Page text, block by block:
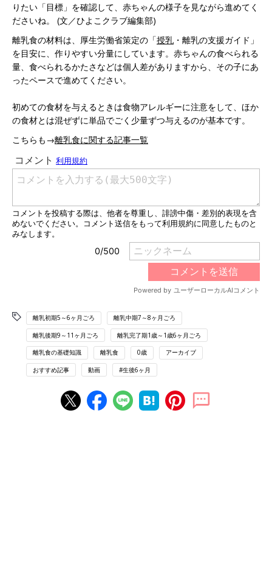
りたい「目標」を確認して、赤ちゃんの様子を見ながら進めてく
ださいね。 (文／ひよこクラブ編集部)
離乳食の材料は、厚生労働省策定の「授乳 ・離乳の支援ガイド」
を目安に、作りやすい分量にしています。赤ちゃんの食べられる
量、食べられるかたさなどは個人差がありますから、その子にあ
ったペースで進めてください。
初めての食材を与えるときは食物アレルギーに注意をして、ほか
の食材とは混ぜずに単品でごく少量ずつ与えるのが基本です。
こちらも→離乳食に関する記事一覧
離乳初期5～6ヶ月ごろ 離乳中期7～8ヶ月ごろ
離乳後期9～11ヶ月ごろ 離乳完了期1歳～1歳6ヶ月ごろ
離乳食の基礎知識 離乳食 0歳 アーカイブ
おすすめ記事 動画 #生後6ヶ月